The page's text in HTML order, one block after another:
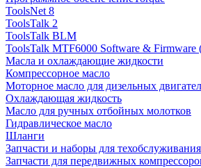
ToolsNet 8
ToolsTalk 2
ToolsTalk BLM
ToolsTalk MTF6000 Software & Firmware
Масла и охлаждающие жидкости
Компрессорное масло
Моторное масло для дизельных
Охлаждающая жидкость
Масло для ручных отбойных молотков
Гидравлическое масло
Шланги
Запчасти и наборы для техобслуживания
Запчасти для передвижных